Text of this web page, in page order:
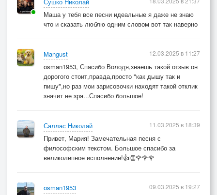
Маша у тебя все песни идеальные я даже не знаю
что и сказать люблю одним словом вот так наверно
Mangust
osman1953, Спасибо Володя,знаешь такой отзыв он
дорогого стоит,правда,просто "как дышу так и
пишу",но раз мои зарисовочки находят такой отклик
значит не зря...Спасибо большое!
12.03.2025 в 11:27
Саллас Николай
Привет, Мария! Замечательная песня с
философским текстом. Большое спасибо за
великолепное исполнение!👍👏🌹🌹🌹
11.03.2025 в 18:39
osman1953
09.03.2025 в 19:27